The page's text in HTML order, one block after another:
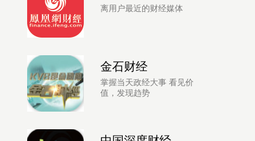
离用户最近的财经媒体
金石财经
掌握当天政经大事 看见价
值，发现趋势